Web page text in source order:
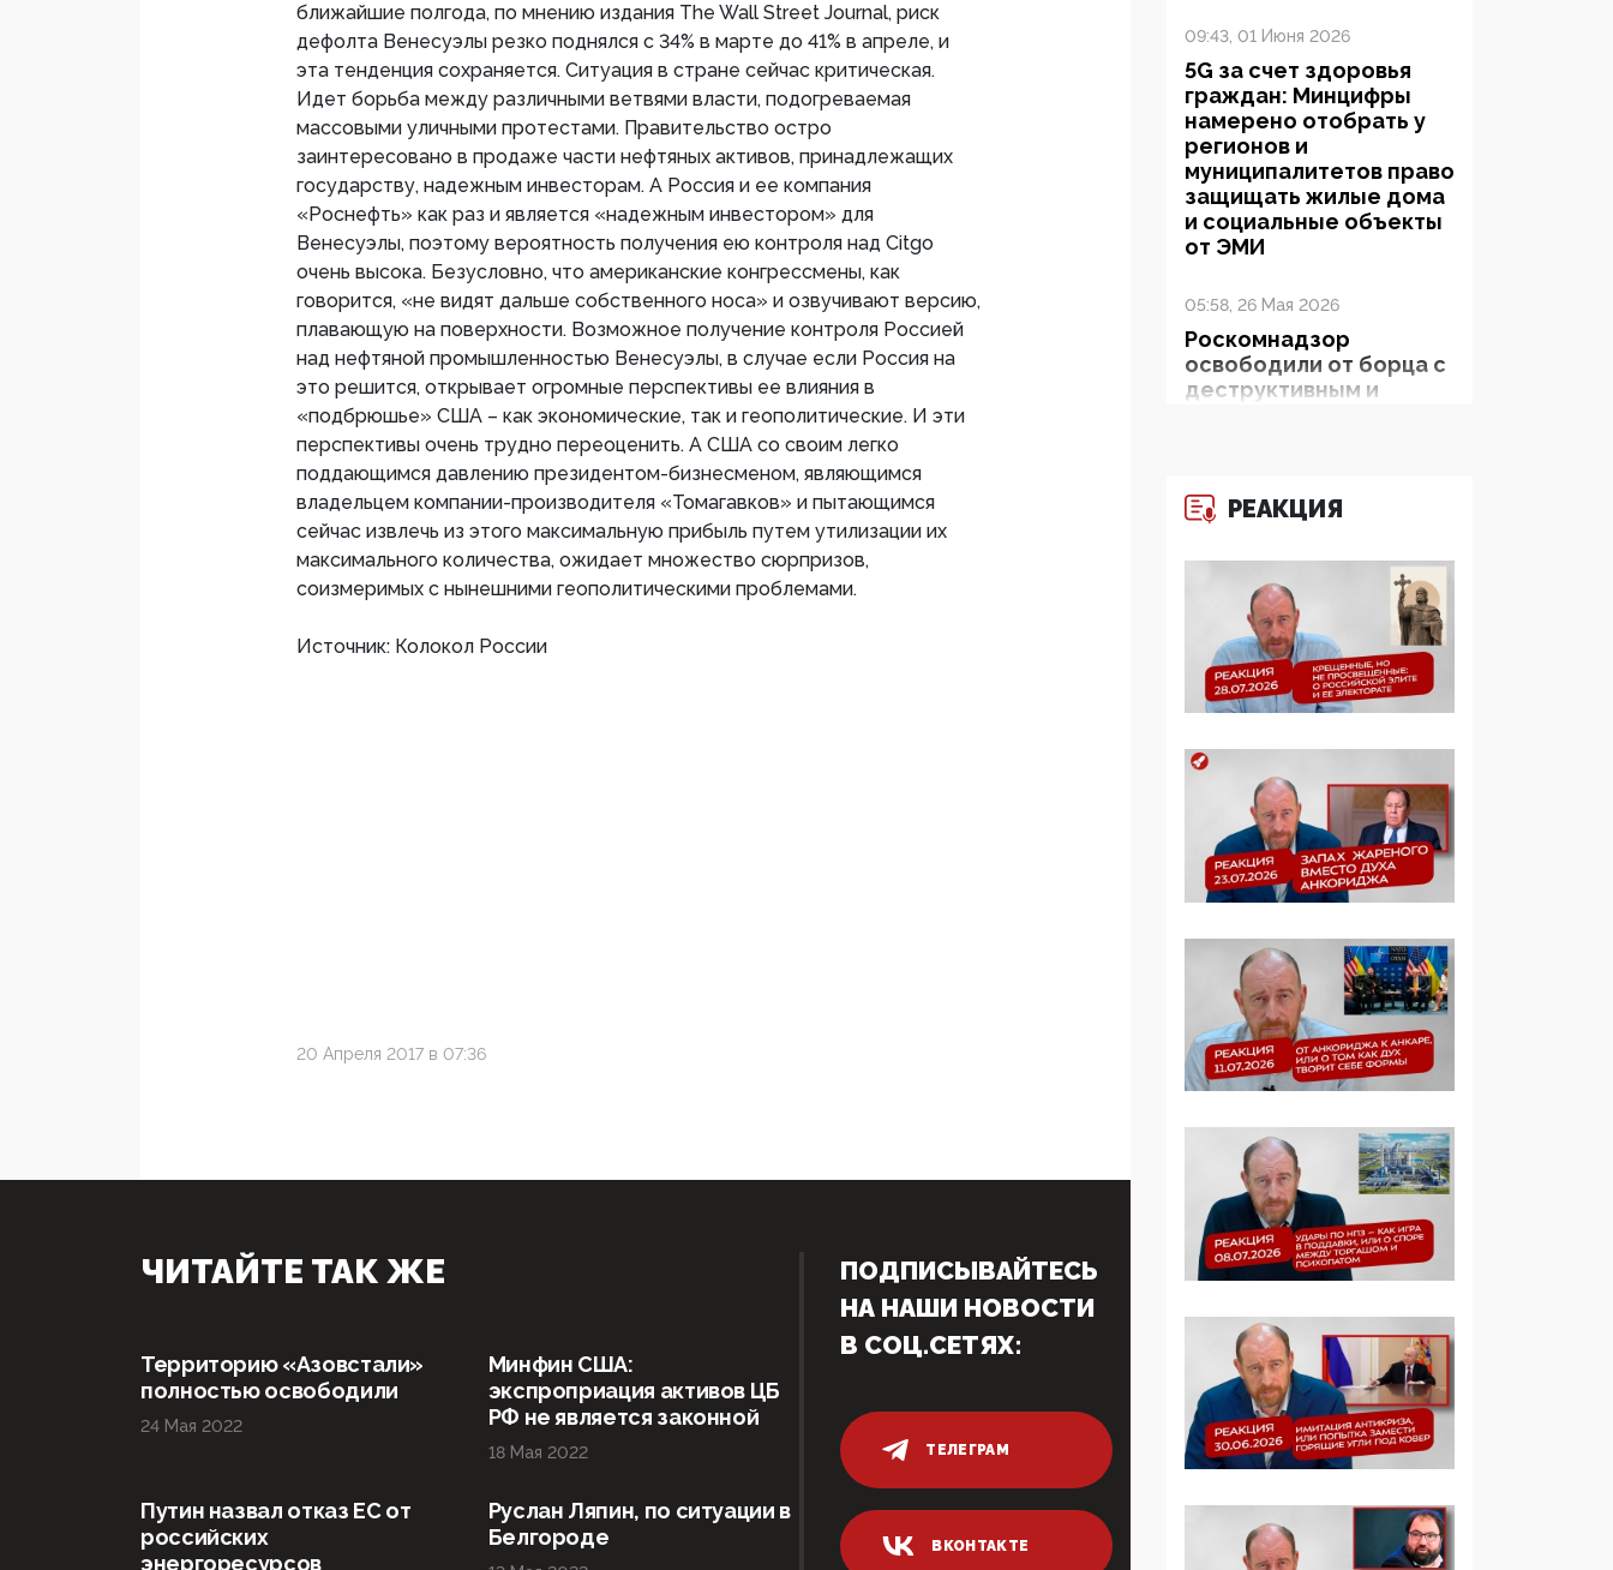
ближайшие полгода, по мнению издания The Wall Street Journal, риск
дефолта Венесуэлы резко поднялся с 34% в марте до 41% в апреле, и
эта тенденция сохраняется. Ситуация в стране сейчас критическая.
Идет борьба между различными ветвями власти, подогреваемая
массовыми уличными протестами. Правительство остро
заинтересовано в продаже части нефтяных активов, принадлежащих
государству, надежным инвесторам. А Россия и ее компания
«Роснефть» как раз и является «надежным инвестором» для
Венесуэлы, поэтому вероятность получения ею контроля над Citgo
очень высока. Безусловно, что американские конгрессмены, как
говорится, «не видят дальше собственного носа» и озвучивают версию,
плавающую на поверхности. Возможное получение контроля Россией
над нефтяной промышленностью Венесуэлы, в случае если Россия на
это решится, открывает огромные перспективы ее влияния в
«подбрюшье» США – как экономические, так и геополитические. И эти
перспективы очень трудно переоценить. А США со своим легко
поддающимся давлению президентом-бизнесменом, являющимся
владельцем компании-производителя «Томагавков» и пытающимся
сейчас извлечь из этого максимальную прибыль путем утилизации их
максимального количества, ожидает множество сюрпризов,
соизмеримых с нынешними геополитическими проблемами.
Источник: Колокол России
20 Апреля 2017 в 07:36
09:43, 01 Июня 2026
5G за счет здоровья
граждан: Минцифры
намерено отобрать у
регионов и
муниципалитетов право
защищать жилые дома
и социальные объекты
от ЭМИ
05:58, 26 Мая 2026
Роскомнадзор
освободили от борца с
деструктивным и
Манифест против
семьи и традиционных
ценностей: «Новые
люди» поднимают
электорат феминисток
на битву с
мужчинами-«бабуинам
Эзотерика,
инфоцыганство и
лженаука под ширмой
защиты традиционных
ценностей: кто и с чем
выступал на форуме
будущего»
09:40, 06 Мая 2026
Симулякр патриотизма
и благолепия:
профилактика негатива
среди молодежи снова
отдана на откуп
«движперам»
03:35, 25 Апреля 2026
120 лет
парламентаризма: как
институт
народовластия
превратился в «чего
изволите» для
Правительства и АП
06:29, 15 Апреля 2026
Социальный фонд
России – пионер
жесткого внедрения
РЕАКЦИЯ
ЧИТАЙТЕ ТАК ЖЕ
Территорию «Азовстали»
полностью освободили
24 Мая 2022
Минфин США:
экспроприация активов ЦБ
РФ не является законной
18 Мая 2022
Путин назвал отказ ЕС от
российских
энергоресурсов
Руслан Ляпин, по ситуации в
Белгороде
ПОДПИСЫВАЙТЕСЬ
НА НАШИ НОВОСТИ
В СОЦ.СЕТЯХ:
ТЕЛЕГРАМ
ВКОНТАКТЕ